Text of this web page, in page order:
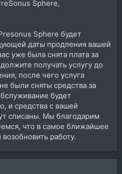
Sphere,
Sphere будет
даты продления вашей
уже была снята плата за
получать услугу до
после чего услуга
были сняты средства за
будет
и средства с вашей
списаны. Мы благодарим
что в самое ближайшее
работу.